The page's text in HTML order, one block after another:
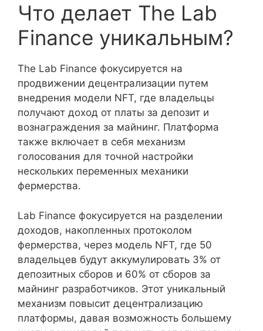
Что делает The Lab
Finance уникальным?
The Lab Finance фокусируется на
продвижении децентрализации путем
внедрения модели NFT, где владельцы
получают доход от платы за депозит и
вознаграждения за майнинг. Платформа
также включает в себя механизм
голосования для точной настройки
нескольких переменных механики
фермерства.
Lab Finance фокусируется на разделении
доходов, накопленных протоколом
фермерства, через модель NFT, где 50
владельцев будут аккумулировать 3% от
депозитных сборов и 60% от сборов за
майнинг разработчиков. Этот уникальный
механизм повысит децентрализацию
платформы, давая возможность большему